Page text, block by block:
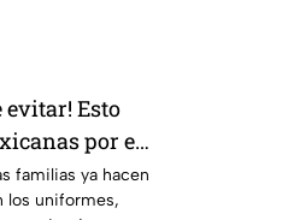
evitar! Esto
por el
familias ya hacen
los uniformes,